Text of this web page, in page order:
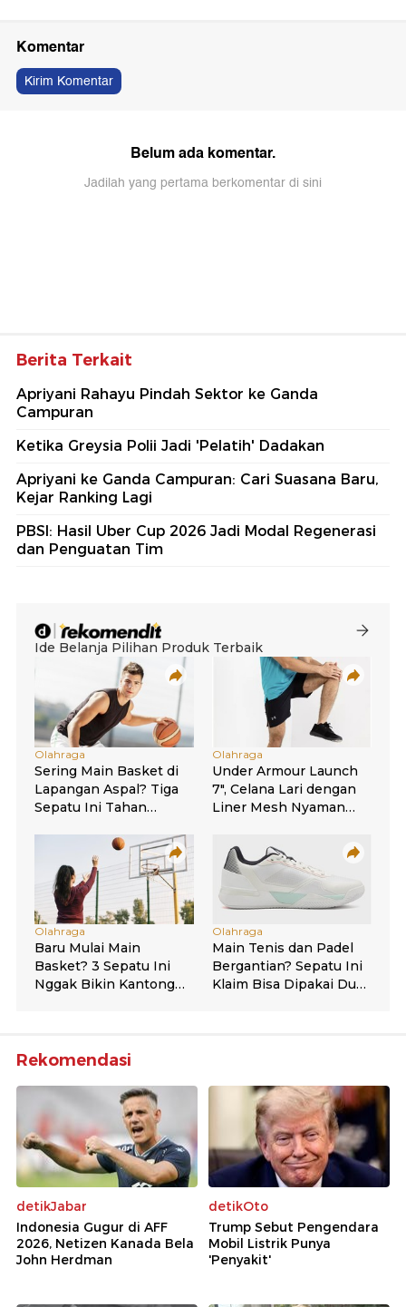
Komentar
Kirim Komentar
Belum ada komentar.
Jadilah yang pertama berkomentar di sini
Berita Terkait
Apriyani Rahayu Pindah Sektor ke Ganda
Campuran
Ketika Greysia Polii Jadi 'Pelatih' Dadakan
Apriyani ke Ganda Campuran: Cari Suasana Baru,
Kejar Ranking Lagi
PBSI: Hasil Uber Cup 2026 Jadi Modal Regenerasi
dan Penguatan Tim
Rekomendasi
detikJabar
Indonesia Gugur di AFF
2026, Netizen Kanada Bela
John Herdman
detikOto
Trump Sebut Pengendara
Mobil Listrik Punya
'Penyakit'